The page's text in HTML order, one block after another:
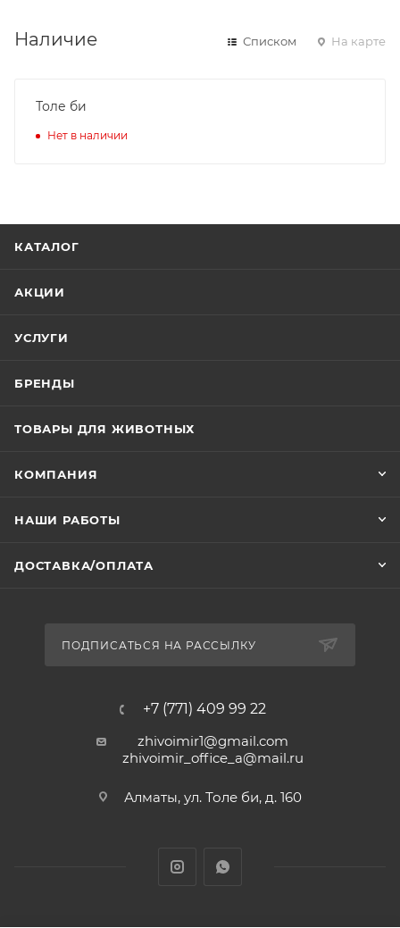
Наличие Списком На карте
Толе би
Нет в наличии
КАТАЛОГ
АКЦИИ
УСЛУГИ
БРЕНДЫ
ТОВАРЫ ДЛЯ ЖИВОТНЫХ
КОМПАНИЯ
НАШИ РАБОТЫ
ДОСТАВКА/ОПЛАТА
ПОДПИСАТЬСЯ НА РАССЫЛКУ
+7 (771) 409 99 22
zhivoimir1@gmail.com
zhivoimir_office_a@mail.ru
Алматы, ул. Толе би, д. 160